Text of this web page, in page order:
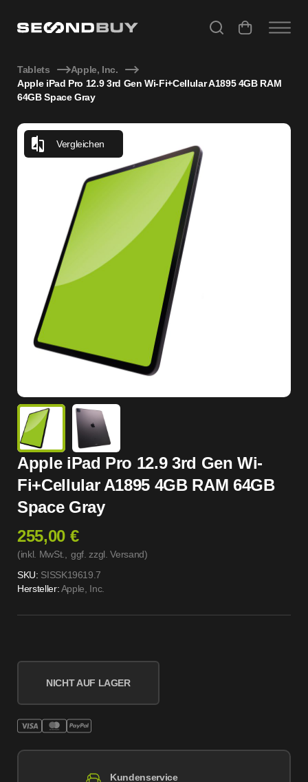
Tablets
Apple, Inc.
Apple iPad Pro 12.9 3rd Gen Wi-Fi+Cellular A1895 4GB RAM
64GB Space Gray
Vergleichen
Apple iPad Pro 12.9 3rd Gen Wi-
Fi+Cellular A1895 4GB RAM 64GB
Space Gray
255,00 €
(inkl. MwSt., ggf. zzgl. Versand)
SKU: SISSK19619.7
Hersteller:Apple, Inc.
NICHT AUF LAGER
Kundenservice